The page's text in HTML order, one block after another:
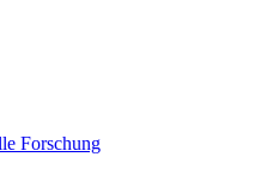
Forschung